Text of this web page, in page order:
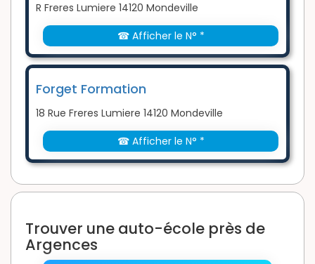
R Freres Lumiere 14120 Mondeville
☎ Afficher le N° *
Forget Formation
18 Rue Freres Lumiere 14120 Mondeville
☎ Afficher le N° *
Trouver une auto-école près de
Argences